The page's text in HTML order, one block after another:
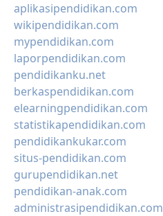
aplikasipendidikan.com
wikipendidikan.com
mypendidikan.com
laporpendidikan.com
pendidikanku.net
berkaspendidikan.com
elearningpendidikan.com
statistikapendidikan.com
pendidikankukar.com
situs-pendidikan.com
gurupendidikan.net
pendidikan-anak.com
administrasipendidikan.com